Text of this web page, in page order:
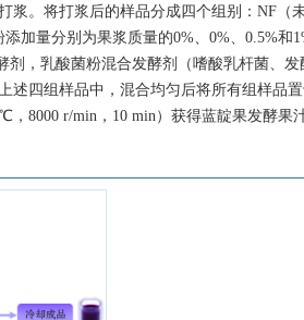
浆。将打浆后的样品分成四个组别：NF（
加量分别为果浆质量的0%、0%、0.5%和
，乳酸菌粉混合发酵剂（嗜酸乳杆菌、发
述四组样品中，混合均匀后将所有组样品
8000 r/min，10 min）获得蓝靛果发酵果